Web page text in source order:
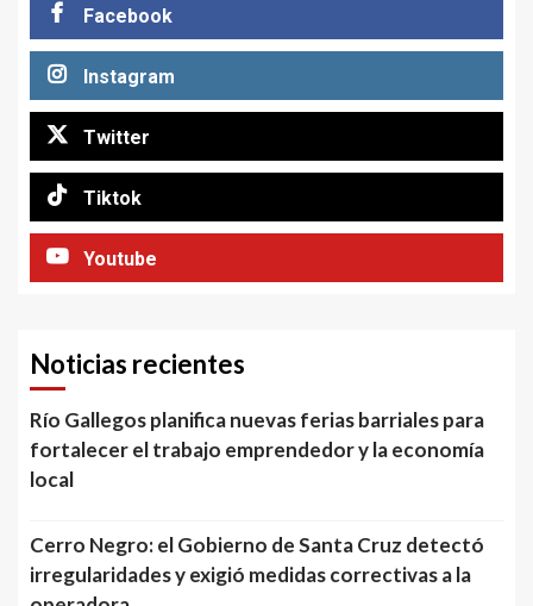
Facebook
Instagram
Twitter
Tiktok
Youtube
Noticias recientes
Río Gallegos planifica nuevas ferias barriales para
fortalecer el trabajo emprendedor y la economía
local
Cerro Negro: el Gobierno de Santa Cruz detectó
irregularidades y exigió medidas correctivas a la